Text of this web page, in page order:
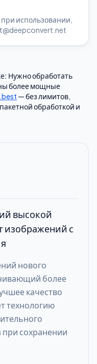
использовании,
Нужно обработать
более мощные
— без лимитов,
обработкой и
высокой
изображений с
нового
более
качество
технологию
сохранении